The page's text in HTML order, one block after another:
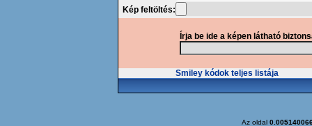
Kép feltöltés:
Írja be ide a képen látható
Smiley kódok teljes listája
Az oldal